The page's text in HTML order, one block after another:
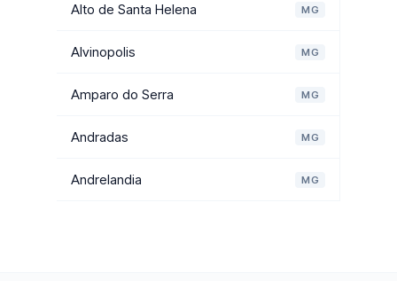
Alto de Santa Helena MG
Alvinopolis MG
Amparo do Serra MG
Andradas MG
Andrelandia MG